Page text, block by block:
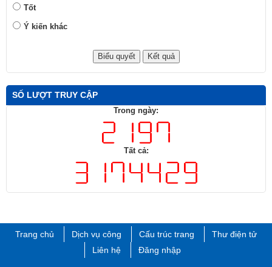
Tốt
Ý kiến khác
SỐ LƯỢT TRUY CẬP
Trong ngày:
Tất cả:
Trang chủ Dịch vụ công Cấu trúc trang
Thư điện tử
Liên hệ
Đăng nhập